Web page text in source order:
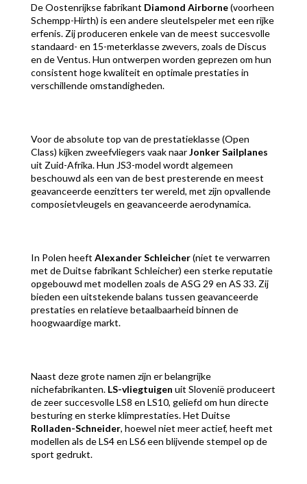
De Oostenrijkse fabrikant Diamond Airborne(voorheen
Schempp-Hirth) is een andere sleutelspeler met een rijke
erfenis. Zij produceren enkele van de meest succesvolle
standaard- en 15-meterklasse zwevers, zoals de Discus
en de Ventus. Hun ontwerpen worden geprezen om hun
consistent hoge kwaliteit en optimale prestaties in
verschillende omstandigheden.
Voor de absolute top van de prestatieklasse (Open
Class) kijken zweefvliegers vaak naarJonker Sailplanes
uit Zuid-Afrika. Hun JS3-model wordt algemeen
beschouwd als een van de best presterende en meest
geavanceerde eenzitters ter wereld, met zijn opvallende
composietvleugels en geavanceerde aerodynamica.
In Polen heeft Alexander Schleicher(niet te verwarren
met de Duitse fabrikant Schleicher) een sterke reputatie
opgebouwd met modellen zoals de ASG 29 en AS 33. Zij
bieden een uitstekende balans tussen geavanceerde
prestaties en relatieve betaalbaarheid binnen de
hoogwaardige markt.
Naast deze grote namen zijn er belangrijke
nichefabrikanten. LS-vliegtuigen uit Slovenië produceert
de zeer succesvolle LS8 en LS10, geliefd om hun directe
besturing en sterke klimprestaties. Het Duitse
Rolladen-Schneider, hoewel niet meer actief, heeft met
modellen als de LS4 en LS6 een blijvende stempel op de
sport gedrukt.